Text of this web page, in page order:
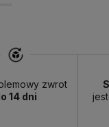
zwrot
14 dni
od 13,00 zł - ORLEN